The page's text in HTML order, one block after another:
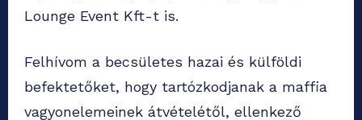
Lounge Event Kft-t is.
Felhívom a becsületes hazai és külföldi
befektetőket, hogy tartózkodjanak a maffia
vagyonelemeinek átvételétől, ellenkező